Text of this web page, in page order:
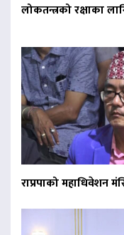
लोकतन्त्रको रक्षाका
राप्रपाको महाधिवेशन